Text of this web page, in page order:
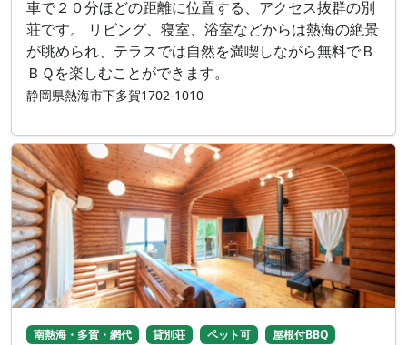
車で２０分ほどの距離に位置する、アクセス抜群の別
荘です。 リビング、寝室、浴室などからは熱海の絶景
が眺められ、テラスでは自然を満喫しながら無料でＢ
ＢＱを楽しむことができます。
静岡県熱海市下多賀1702-1010
南熱海・多賀・網代 貸別荘 ペット可
屋根付BBQ